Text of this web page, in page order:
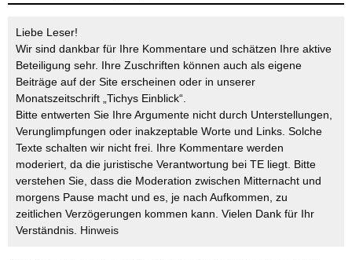
Liebe Leser!
Wir sind dankbar für Ihre Kommentare und schätzen Ihre aktive
Beteiligung sehr. Ihre Zuschriften können auch als eigene
Beiträge auf der Site erscheinen oder in unserer
Monatszeitschrift „Tichys Einblick“.
Bitte entwerten Sie Ihre Argumente nicht durch Unterstellungen,
Verunglimpfungen oder inakzeptable Worte und Links. Solche
Texte schalten wir nicht frei. Ihre Kommentare werden
moderiert, da die juristische Verantwortung bei TE liegt. Bitte
verstehen Sie, dass die Moderation zwischen Mitternacht und
morgens Pause macht und es, je nach Aufkommen, zu
zeitlichen Verzögerungen kommen kann. Vielen Dank für Ihr
Verständnis. Hinweis